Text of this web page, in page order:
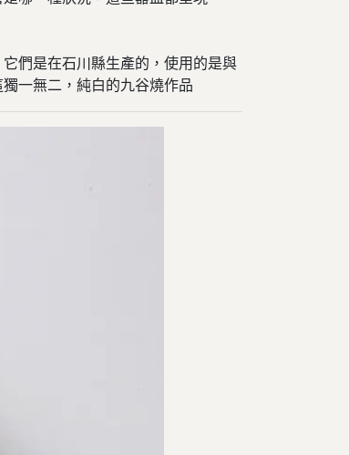
它們是在石川縣生產的，使用的是與
一無二，純白的九谷燒作品